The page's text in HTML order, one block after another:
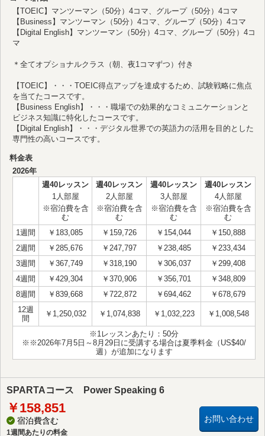
【TOEIC】マンツーマン（50分）4コマ、グループ（50分）4コマ
【Business】マンツーマン（50分）4コマ、グループ（50分）4コマ
【Digital English】マンツーマン（50分）4コマ、グループ（50分）4コ
マ
＊全てオプショナルクラス（朝、夜1コマずつ）付き
【TOEIC】・・・TOEIC得点アップを達成するため、試験戦略に焦点
を当てたコースです。
【Business English】・・・職場での効果的なコミュニケーションと
ビジネス知識に特化したコースです。
【Digital English】・・・デジタル世界での英語力の活用を目的とした
専門性の高いコースです。
料金表
2026年
週40レッスン
1人部屋
※宿泊費を含
む
週40レッスン
2人部屋
※宿泊費を含
む
週40レッスン
3人部屋
※宿泊費を含
む
週40レッスン
4人部屋
※宿泊費を含
む
1週間
￥183,085 ￥159,726 ￥154,044
￥150,888
2週間
￥285,676 ￥247,797 ￥238,485
￥233,434
3週間
￥367,749 ￥318,190 ￥306,037
￥299,408
4週間
￥429,304 ￥370,906 ￥356,701
￥348,809
8週間
￥839,668 ￥722,872 ￥694,462
￥678,679
12週
間
￥1,250,032 ￥1,074,838 ￥1,032,223 ￥1,008,548
※1レッスンあたり：50分
※※2026年7月5日～8月29日に受講する場合は夏季料金（US$40/
週）が追加になります
SPARTAコース Power Speaking 6
￥158,851
宿泊費含む
1週間あたりの料金
お問い合わせ